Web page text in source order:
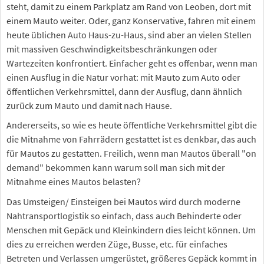
steht, damit zu einem Parkplatz am Rand von Leoben, dort mit
einem Mauto weiter. Oder, ganz Konservative, fahren mit einem
heute üblichen Auto Haus-zu-Haus, sind aber an vielen Stellen
mit massiven Geschwindigkeitsbeschränkungen oder
Wartezeiten konfrontiert. Einfacher geht es offenbar, wenn man
einen Ausflug in die Natur vorhat: mit Mauto zum Auto oder
öffentlichen Verkehrsmittel, dann der Ausflug, dann ähnlich
zurück zum Mauto und damit nach Hause.
Andererseits, so wie es heute öffentliche Verkehrsmittel gibt die
die Mitnahme von Fahrrädern gestattet ist es denkbar, das auch
für Mautos zu gestatten. Freilich, wenn man Mautos überall "on
demand" bekommen kann warum soll man sich mit der
Mitnahme eines Mautos belasten?
Das Umsteigen/ Einsteigen bei Mautos wird durch moderne
Nahtransportlogistik so einfach, dass auch Behinderte oder
Menschen mit Gepäck und Kleinkindern dies leicht können. Um
dies zu erreichen werden Züge, Busse, etc. für einfaches
Betreten und Verlassen umgerüstet, größeres Gepäck kommt in